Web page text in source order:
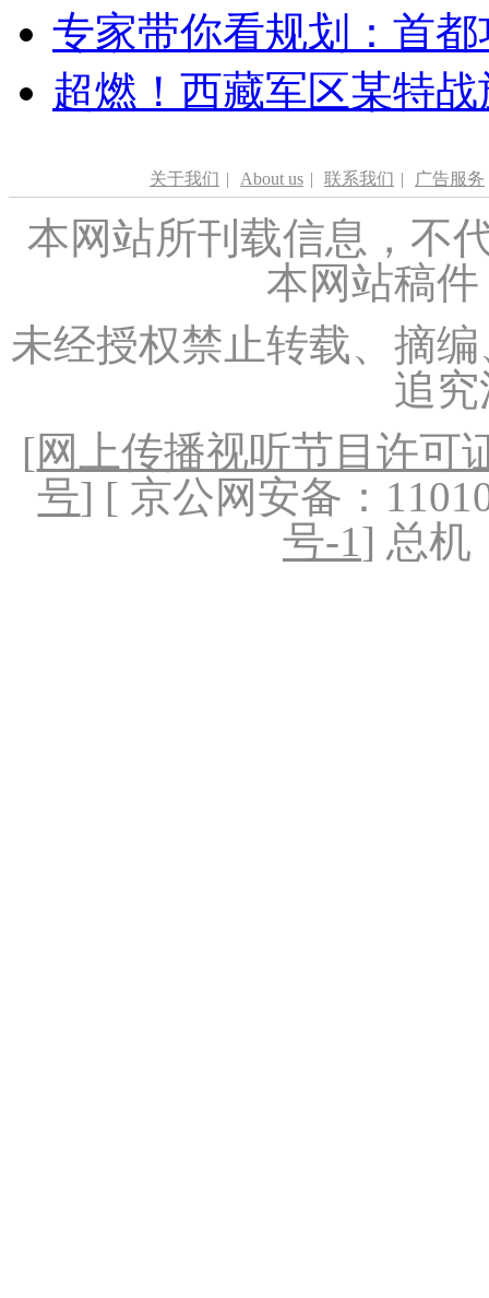
专家带你看规划：首
超燃！西藏军区某特
关于我们 | About us | 联系我们 | 广告服务
本网站所刊载信息，不
本网站稿
未经授权禁止转载、摘
追
[网上传播视听节目许可
号] [ 京公网安备：
号-1] 总机